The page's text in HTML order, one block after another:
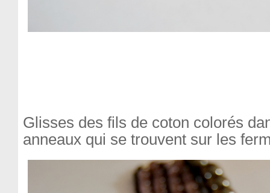
Glisses des fils de coton colorés
anneaux qui se trouvent sur les